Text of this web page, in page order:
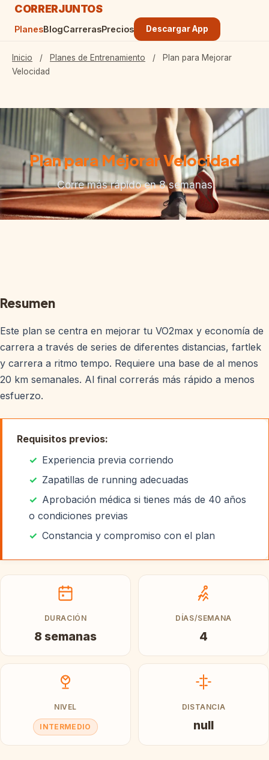
CORRERJUNTOS
PlanesBlogCarrerasPrecios Descargar App
Inicio / Planes de Entrenamiento /
Plan para Mejorar
Velocidad
Plan para Mejorar Velocidad
Corre más rápido en 8 semanas
Resumen
Este plan se centra en mejorar tu VO2max y economía de
carrera a través de series de diferentes distancias, fartlek
y carrera a ritmo tempo. Requiere una base de al menos
20 km semanales. Al final correrás más rápido a menos
esfuerzo.
Requisitos previos:
Experiencia previa corriendo
Zapatillas de running adecuadas
Aprobación médica si tienes más de 40 años
o condiciones previas
Constancia y compromiso con el plan
DURACIÓN
8 semanas
DÍAS/SEMANA
4
NIVEL
INTERMEDIO
DISTANCIA
null